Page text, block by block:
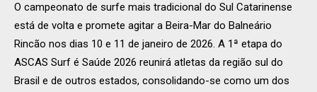
O campeonato de surfe mais tradicional do Sul Catarinense
está de volta e promete agitar a Beira-Mar do Balneário
Rincão nos dias 10 e 11 de janeiro de 2026. A 1ª etapa do
ASCAS Surf é Saúde 2026 reunirá atletas da região sul do
Brasil e de outros estados, consolidando-se como um dos